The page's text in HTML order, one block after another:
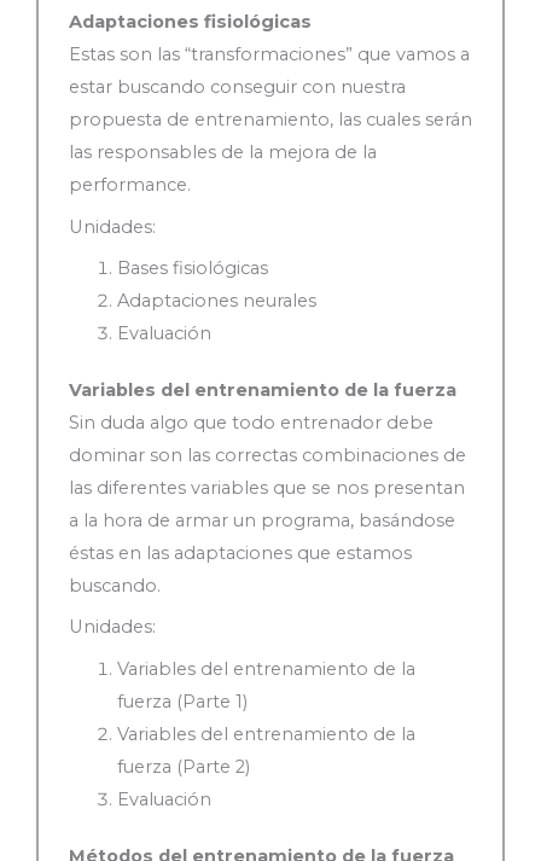
Adaptaciones fisiológicas
Estas son las “transformaciones” que vamos a
estar buscando conseguir con nuestra
propuesta de entrenamiento, las cuales serán
las responsables de la mejora de la
performance.
Unidades:
Bases fisiológicas
Adaptaciones neurales
Evaluación
Variables del entrenamiento de la fuerza
Sin duda algo que todo entrenador debe
dominar son las correctas combinaciones de
las diferentes variables que se nos presentan
a la hora de armar un programa, basándose
éstas en las adaptaciones que estamos
buscando.
Unidades:
Variables del entrenamiento de la
fuerza (Parte 1)
Variables del entrenamiento de la
fuerza (Parte 2)
Evaluación
Métodos del entrenamiento de la fuerza